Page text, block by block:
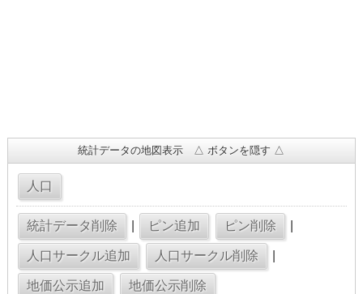
統計データの地図表示 △ ボタンを隠す △